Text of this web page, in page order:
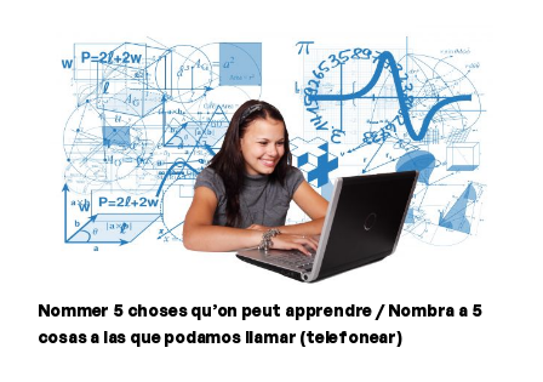
Nommer 5 choses qu’on peut apprendre / Nombra a 5
cosas a las que podamos llamar (telefonear)